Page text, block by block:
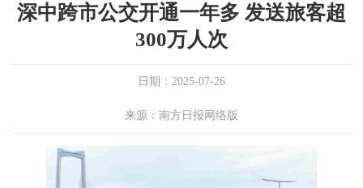
深中跨市公交开通一年多 发送旅客超
300万人次
日期：2025-07-26
来源：南方日报网络版